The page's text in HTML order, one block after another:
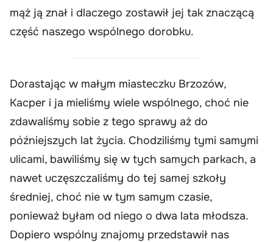
mąż ją znał i dlaczego zostawił jej tak znaczącą
część naszego wspólnego dorobku.
Dorastając w małym miasteczku Brzozów,
Kacper i ja mieliśmy wiele wspólnego, choć nie
zdawaliśmy sobie z tego sprawy aż do
późniejszych lat życia. Chodziliśmy tymi samymi
ulicami, bawiliśmy się w tych samych parkach, a
nawet uczęszczaliśmy do tej samej szkoły
średniej, choć nie w tym samym czasie,
ponieważ byłam od niego o dwa lata młodsza.
Dopiero wspólny znajomy przedstawił nas